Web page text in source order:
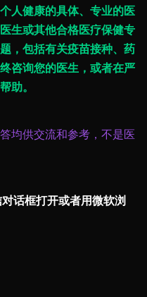
人健康的具体、专业的医
生或其他合格医疗保健专
，包括有关疫苗接种、药
咨询您的医生，或者在严
助。
均供交流和参考，不是医
话框打开或者用微软浏